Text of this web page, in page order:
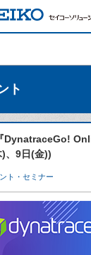
ト
DynatraceGo!
、9日(金))
ト・セミナー